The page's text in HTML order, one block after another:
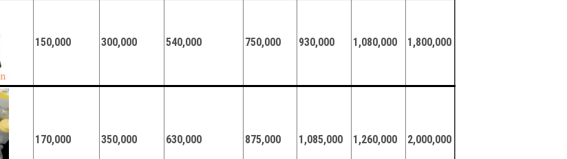
150,000 300,000 540,000 750,000 930,000 1,080,000 1,800,000
170,000 350,000 630,000 875,000 1,085,000 1,260,000 2,000,000